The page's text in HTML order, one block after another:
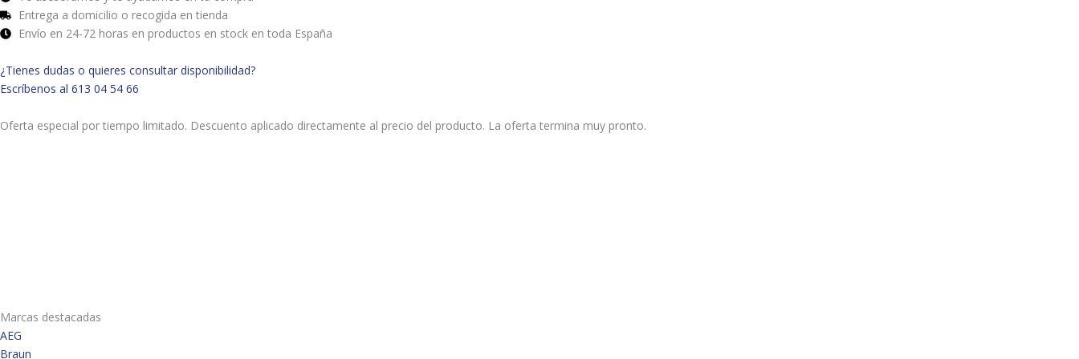
Entrega a domicilio o recogida en tienda
Envío en 24-72 horas en productos en stock en toda España
¿Tienes dudas o quieres consultar disponibilidad?
Escríbenos al 613 04 54 66
Oferta especial por tiempo limitado. Descuento aplicado directamente al precio del producto. La oferta termina muy pronto.
Marcas destacadas
AEG
Braun